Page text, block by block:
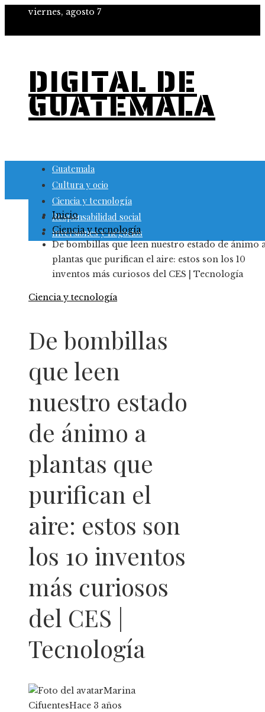
viernes, agosto 7
DIGITAL DE
GUATEMALA
Guatemala
Cultura y ocio
Ciencia y tecnología
Responsabilidad social
Inversiones y negocios
Inicio
Ciencia y tecnología
De bombillas que leen nuestro estado de ánimo
plantas que purifican el aire: estos son los 10
inventos más curiosos del CES | Tecnología
Ciencia y tecnología
De bombillas
que leen
nuestro estado
de ánimo a
plantas que
purifican el
aire: estos son
los 10 inventos
más curiosos
del CES |
Tecnología
Marina
CifuentesHace 3 años